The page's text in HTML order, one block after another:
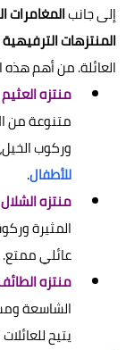
إلى جانبالمغامرات
المنتزهات الترفيهية
العائلة. من أهم هذه
منتزه
متنوعة من
وركوب
للأطفال.
منتزه
المثيرة
عائلي ممتع.
منتزه
الشاسعة
يتيح